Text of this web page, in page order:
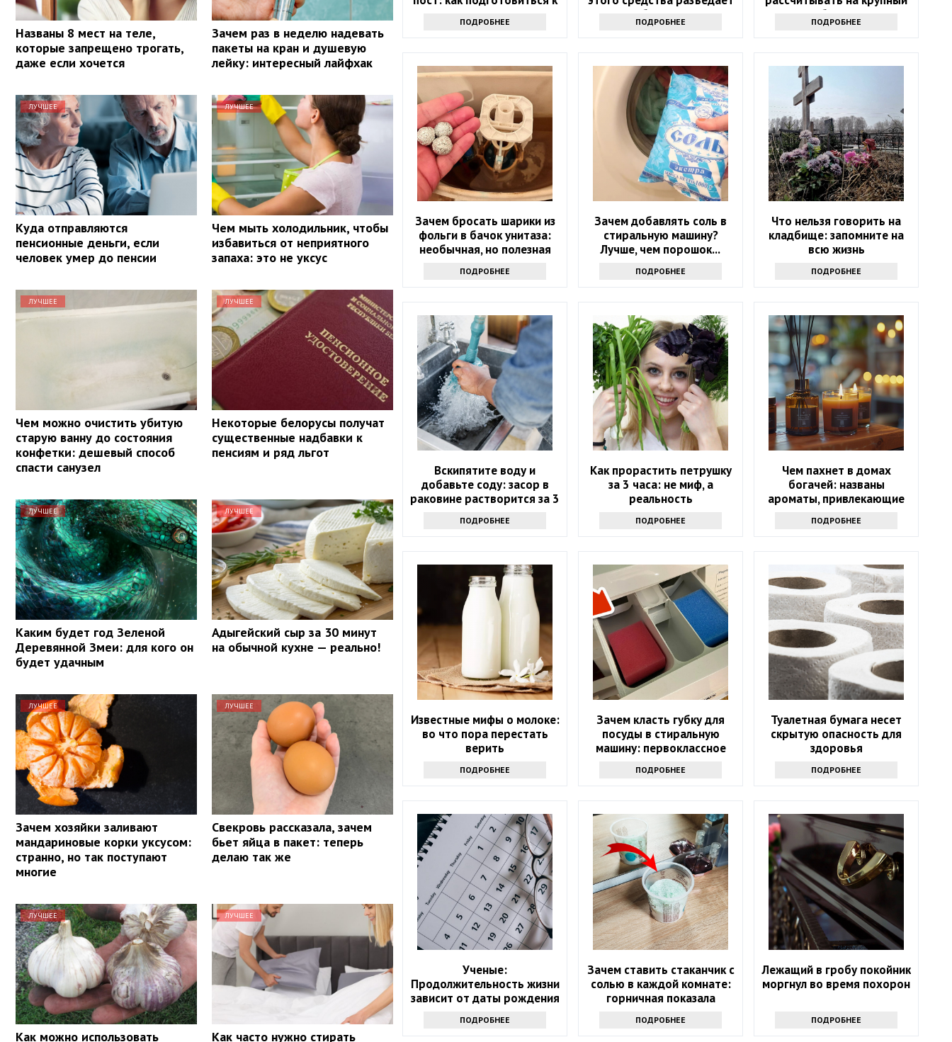
Названы 8 мест на теле,
которые запрещено трогать,
даже если хочется
Зачем раз в неделю надевать
пакеты на кран и душевую
лейку: интересный лайфхак
ЛУЧШЕЕ
Куда отправляются
пенсионные деньги, если
человек умер до пенсии
ЛУЧШЕЕ
Чем мыть холодильник, чтобы
избавиться от неприятного
запаха: это не уксус
ЛУЧШЕЕ
Чем можно очистить убитую
старую ванну до состояния
конфетки: дешевый способ
спасти санузел
ЛУЧШЕЕ
Некоторые белорусы получат
существенные надбавки к
пенсиям и ряд льгот
ЛУЧШЕЕ
Каким будет год Зеленой
Деревянной Змеи: для кого он
будет удачным
ЛУЧШЕЕ
Адыгейский сыр за 30 минут
на обычной кухне — реально!
ЛУЧШЕЕ
Зачем хозяйки заливают
мандариновые корки уксусом:
странно, но так поступают
многие
ЛУЧШЕЕ
Свекровь рассказала, зачем
бьет яйца в пакет: теперь
делаю так же
ЛУЧШЕЕ
Как можно использовать
ЛУЧШЕЕ
Как часто нужно стирать
ПОДРОБНЕЕ
любую грязь
ПОДРОБНЕЕ
бонус
ПОДРОБНЕЕ
Зачем бросать шарики из
фольги в бачок унитаза:
необычная, но полезная
ПОДРОБНЕЕ
Зачем добавлять соль в
стиральную машину?
Лучше, чем порошок...
ПОДРОБНЕЕ
Что нельзя говорить на
кладбище: запомните на
всю жизнь
ПОДРОБНЕЕ
Вскипятите воду и
добавьте соду: засор в
раковине растворится за 3
ПОДРОБНЕЕ
Как прорастить петрушку
за 3 часа: не миф, а
реальность
ПОДРОБНЕЕ
Чем пахнет в домах
богачей: названы
ароматы, привлекающие
ПОДРОБНЕЕ
Известные мифы о молоке:
во что пора перестать
верить
ПОДРОБНЕЕ
Зачем класть губку для
посуды в стиральную
машину: первоклассное
ПОДРОБНЕЕ
Туалетная бумага несет
скрытую опасность для
здоровья
ПОДРОБНЕЕ
Ученые:
Продолжительность жизни
зависит от даты рождения
ПОДРОБНЕЕ
Зачем ставить стаканчик с
солью в каждой комнате:
горничная показала
ПОДРОБНЕЕ
Лежащий в гробу покойник
моргнул во время похорон
ПОДРОБНЕЕ